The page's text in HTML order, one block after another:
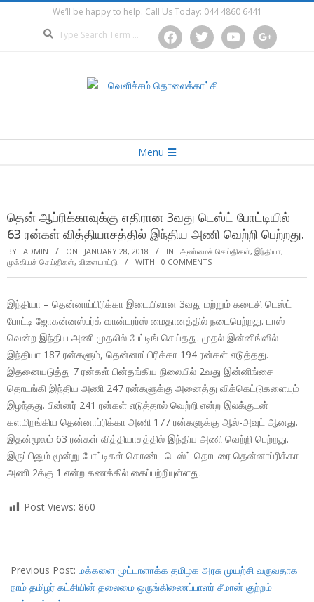
to
We’ll be happy to help. Call Us Today: 044 4860 6441
facebooktwitter youtube google
Menu
தென் ஆப்ரிக்காவுக்கு எதிரான 3வது டெஸ்ட் போட்டியில்
63 ரன்கள் வித்தியாசத்தில் இந்திய அணி வெற்றி பெற்றது.
BY: ADMIN ON: JANUARY 28, 2018 IN: அண்மைச் செய்திகள், இந்தியா,
முக்கியச் செய்திகள், விளையாட்டு WITH: 0 COMMENTS
இந்தியா – தென்னாப்பிரிக்கா இடையிலான 3வது மற்றும் கடைசி டெஸ்ட்
போட்டி ஜோகன்னஸ்பர்க் வான்டரர்ஸ் மைதானத்தில் நடைபெற்றது. டாஸ்
வென்ற இந்திய அணி முதலில் பேட்டிங் செய்தது. முதல் இன்னிங்ஸில்
இந்தியா 187 ரன்களும், தென்னாப்பிரிக்கா 194 ரன்கள் எடுத்தது.
இதனையடுத்து 7 ரன்கள் பின்தங்கிய நிலையில் 2வது இன்னிங்சை
தொடங்கி இந்திய அணி 247 ரன்களுக்கு அனைத்து விக்கெட்டுகளையும்
இழந்தது. பின்னர் 241 ரன்கள் எடுத்தால் வெற்றி என்ற இலக்குடன்
களமிறங்கிய தென்னாப்ரிக்கா அணி 177 ரன்களுக்கு ஆல்-அவுட் ஆனது.
இதன்மூலம் 63 ரன்கள் வித்தியாசத்தில் இந்திய அணி வெற்றி பெற்றது.
இருப்பினும் மூன்று போட்டிகள் கொண்ட டெஸ்ட் தொடரை தென்னாப்ரிக்கா
அணி 2க்கு 1 என்ற கணக்கில் கைப்பற்றியுள்ளது.
Post Views: 860
01-
28
Previous Post: மக்களை முட்டாளாக்க தமிழக அரசு முயற்சி வருவதாக
நாம் தமிழர் கட்சியின் தலைமை ஒருங்கிணைப்பாளர் சீமான் குற்றம்